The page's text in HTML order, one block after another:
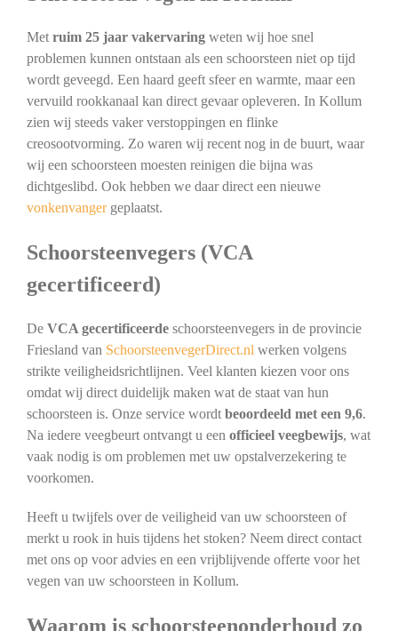
Metruim 25 jaar vakervaringweten wij hoe snel
problemen kunnen ontstaan als een schoorsteen niet op tijd
wordt geveegd. Een haard geeft sfeer en warmte, maar een
vervuild rookkanaal kan direct gevaar opleveren. In Kollum
zien wij steeds vaker verstoppingen en flinke
creosootvorming. Zo waren wij recent nog in de buurt, waar
wij een schoorsteen moesten reinigen die bijna was
dichtgeslibd. Ook hebben we daar direct een nieuwe
vonkenvangergeplaatst.
Schoorsteenvegers (VCA
gecertificeerd)
De VCA gecertificeerdeschoorsteenvegers in de provincie
Friesland van SchoorsteenvegerDirect.nl werken volgens
strikte veiligheidsrichtlijnen. Veel klanten kiezen voor ons
omdat wij direct duidelijk maken wat de staat van hun
schoorsteen is. Onze service wordt beoordeeld met een 9,6.
Na iedere veegbeurt ontvangt u een officieel veegbewijs, wat
vaak nodig is om problemen met uw opstalverzekering te
voorkomen.
Heeft u twijfels over de veiligheid van uw schoorsteen of
merkt u rook in huis tijdens het stoken? Neem direct contact
met ons op voor advies en een vrijblijvende offerte voor het
vegen van uw schoorsteen in Kollum.
Waarom is schoorsteenonderhoud zo